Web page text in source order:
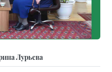
Лурьева